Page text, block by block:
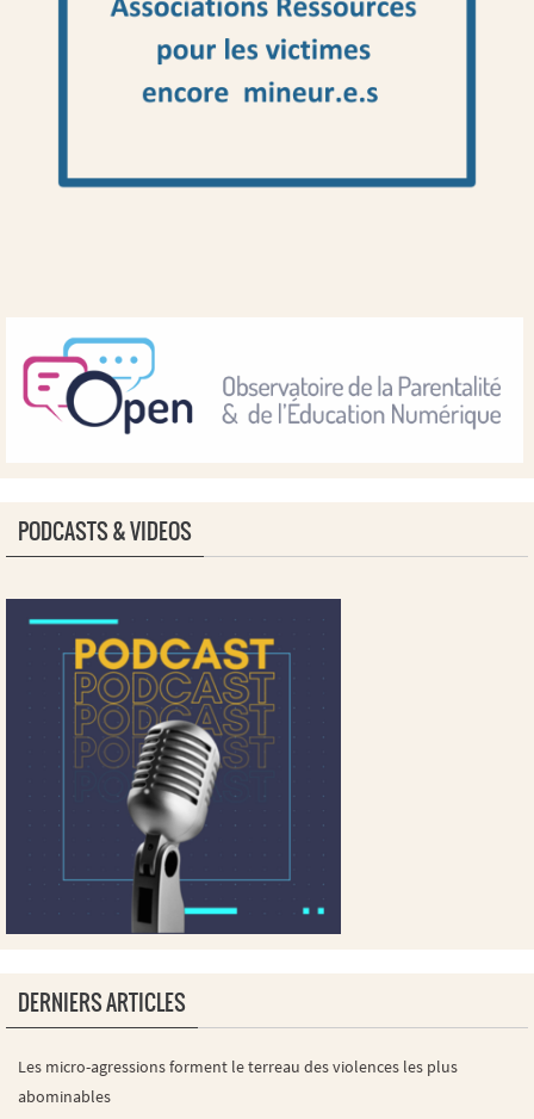
PODCASTS & VIDEOS
DERNIERS ARTICLES
Les micro-agressions forment le terreau des violences les plus
abominables